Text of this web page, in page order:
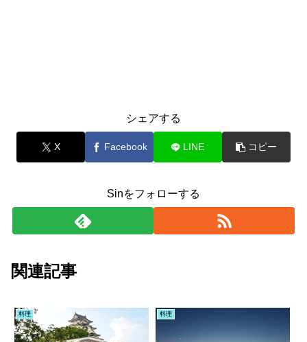
シェアする
X Facebook LINE コピー
Sinをフォローする
関連記事
料理 料理